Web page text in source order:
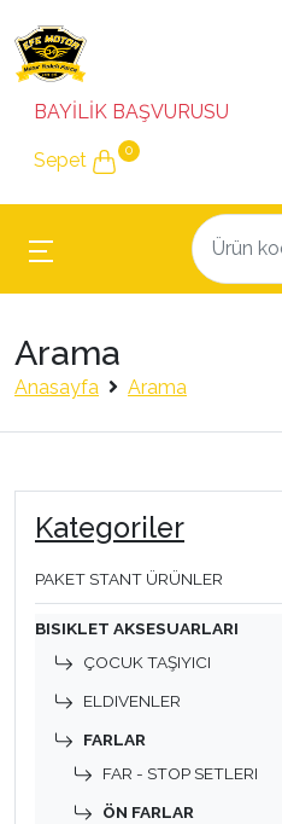
BAYİLİK BAŞVURUSU
Sepet 0
Arama
Anasayfa Arama
Kategoriler
PAKET STANT ÜRÜNLER
BISIKLET AKSESUARLARI
ÇOCUK TAŞIYICI
ELDIVENLER
FARLAR
FAR - STOP SETLERI
ÖN FARLAR